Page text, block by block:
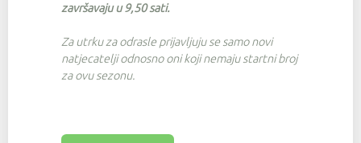
završavaju u 9,50 sati.
Za utrku za odrasle prijavljuju se samo novi
natjecatelji odnosno oni koji nemaju startni broj
za ovu sezonu.